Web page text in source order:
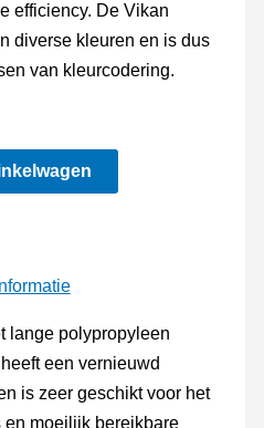
efficiency. De Vikan
diverse kleuren en is dus
van kleurcodering.
lange polypropyleen
een vernieuwd
is zeer geschikt voor het
moeilijk bereikbare